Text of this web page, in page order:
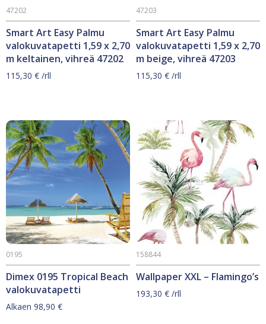
Smart Art Easy Palmu
valokuvatapetti 1,59 x 2,70
m keltainen, vihreä 47202
47202
115,30 € /rll
Smart Art Easy Palmu
valokuvatapetti 1,59 x 2,70
m beige, vihreä 47203
47203
115,30 € /rll
Dimex 0195 Tropical Beach
valokuvatapetti
0195
Alkaen 98,90 €
Wallpaper XXL – Flamingo’s
158844
193,30 € /rll